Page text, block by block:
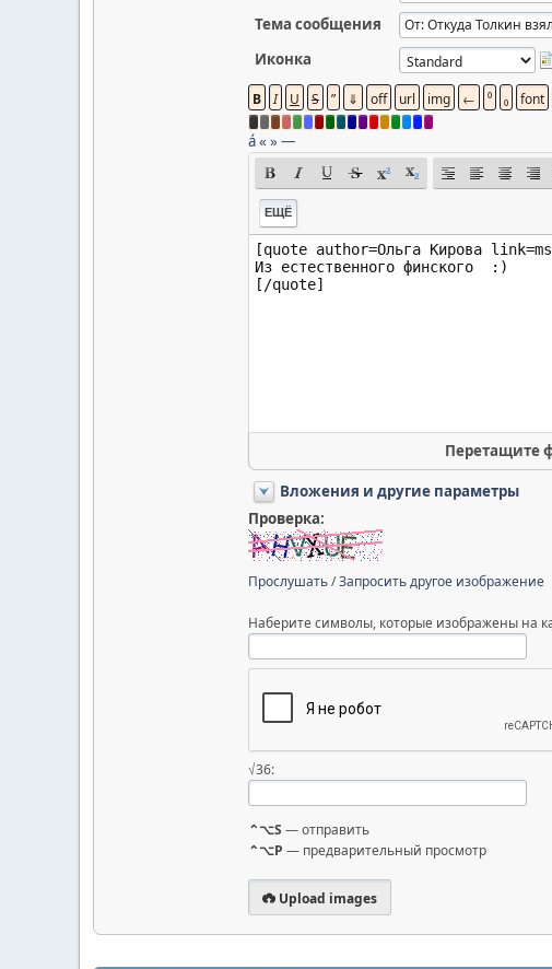
Тема сообщения
Иконка
á« »—
ЕЩЁ
Перетащите
Вложения и другие параметры
Проверка:
Прослушать/Запросить другое изображение
Наберите символы, которые изображены на
√36:
⌃⌥S — отправить
⌃⌥P — предварительный просмотр
Upload images